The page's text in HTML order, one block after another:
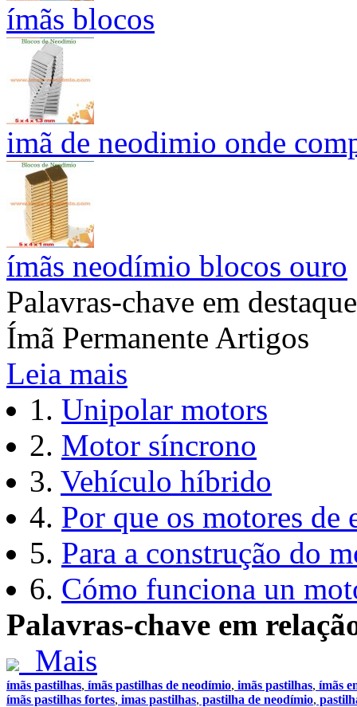
ímãs blocos
imã de neodimio onde
ímãs neodímio blocos ouro
Palavras-chave em destaque
Ímã Permanente Artigos
Leia mais
1. Unipolar motors
2. Motor síncrono
3. Vehículo híbrido
4. Por que os motores de
5. Para a construção do
6. Cómo funciona un
Palavras-chave em
Mais
ímãs pastilhas, ímãs pastilhas de neodímio, imãs pastilhas, ímãs
ímãs pastilhas fortes, imas pastilhas, pastilha de neodímio,